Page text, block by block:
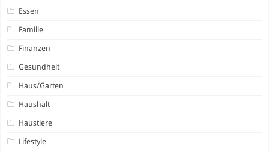
Essen
Familie
Finanzen
Gesundheit
Haus/Garten
Haushalt
Haustiere
Lifestyle